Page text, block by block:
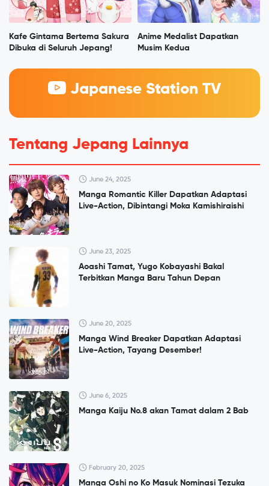
Kafe Gintama Bertema Sakura
Dibuka di Seluruh Jepang!
Anime Medalist Dapatkan
Musim Kedua
Japanese Station TV
Tentang Jepang Lainnya
June 24, 2025
Manga Romantic Killer Dapatkan Adaptasi
Live-Action, Dibintangi Moka Kamishiraishi
June 23, 2025
Aoashi Tamat, Yugo Kobayashi Bakal
Terbitkan Manga Baru Tahun Depan
June 20, 2025
Manga Wind Breaker Dapatkan Adaptasi
Live-Action, Tayang Desember!
June 6, 2025
Manga Kaiju No.8 akan Tamat dalam 2 Bab
February 20, 2025
Manga Oshi no Ko Masuk Nominasi Tezuka